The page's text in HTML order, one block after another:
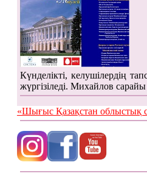
Күнделікті, келушілердің
жүргізіледі. Михайлов
«Шығыс Қазақстан